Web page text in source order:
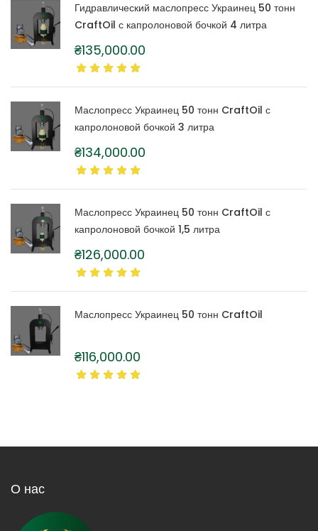
Гидравлический маслопресс Украинец 50 тонн
CraftOil с капролоновой бочкой 4 литра
₴135,000.00
Маслопресс Украинец 50 тонн CraftOil с
капролоновой бочкой 3 литра
₴134,000.00
Маслопресс Украинец 50 тонн CraftOil с
капролоновой бочкой 1,5 литра
₴126,000.00
Маслопресс Украинец 50 тонн CraftOil
₴116,000.00
О нас